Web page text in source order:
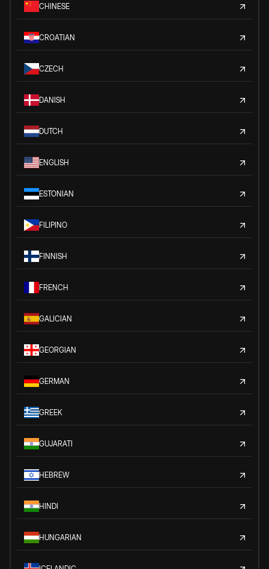
CHINESE
CROATIAN
CZECH
DANISH
DUTCH
ENGLISH
ESTONIAN
FILIPINO
FINNISH
FRENCH
GALICIAN
GEORGIAN
GERMAN
GREEK
GUJARATI
HEBREW
HINDI
HUNGARIAN